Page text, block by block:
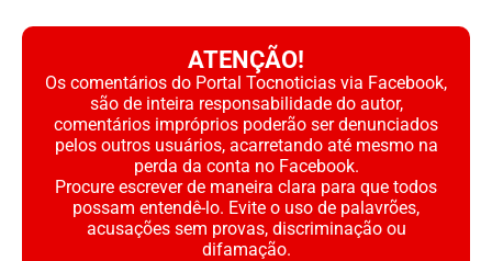
ATENÇÃO!
Os comentários do Portal Tocnoticias via Facebook,
são de inteira responsabilidade do autor,
comentários impróprios poderão ser denunciados
pelos outros usuários, acarretando até mesmo na
perda da conta no Facebook.
Procure escrever de maneira clara para que todos
possam entendê-lo. Evite o uso de palavrões,
acusações sem provas, discriminação ou
difamação.